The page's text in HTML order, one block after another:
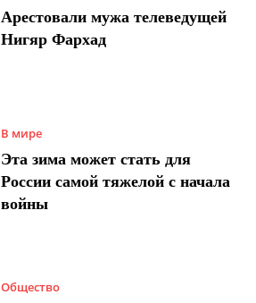
Арестовали мужа телеведущей
Нигяр Фархад
В мире
Эта зима может стать для
России самой тяжелой с начала
войны
Общество